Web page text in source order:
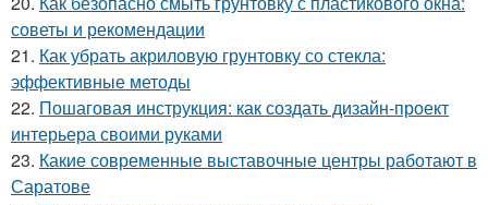
советы и рекомендации
21. Как убрать акриловую грунтовку со стекла:
эффективные методы
22. Пошаговая инструкция: как создать дизайн-проект
интерьера своими руками
23. Какие современные выставочные центры работают в
Саратове